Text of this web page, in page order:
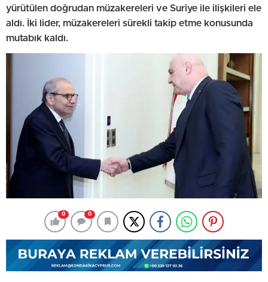
yürütülen doğrudan müzakereleri ve Suriye ile ilişkileri ele
aldı. İki lider, müzakereleri sürekli takip etme konusunda
mutabık kaldı.
0 0